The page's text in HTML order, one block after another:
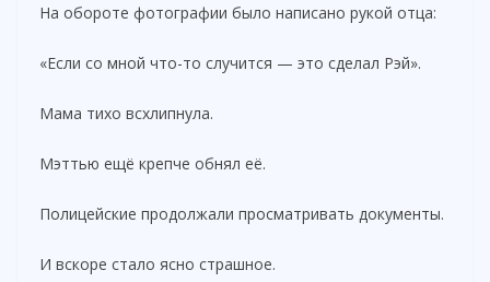
На обороте фотографии было написано рукой отца:
«Если со мной что-то случится — это сделал Рэй».
Мама тихо всхлипнула.
Мэттью ещё крепче обнял её.
Полицейские продолжали просматривать документы.
И вскоре стало ясно страшное.